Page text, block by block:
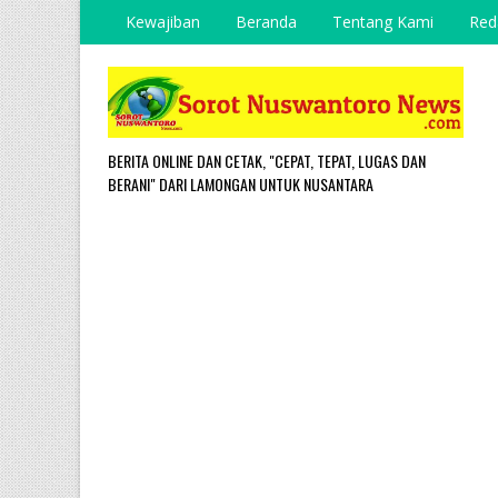
Kewajiban Beranda Tentang Kami
BERITA ONLINE DAN CETAK, "CEPAT, TEPAT, LUGAS DAN
BERANI" DARI LAMONGAN UNTUK NUSANTARA